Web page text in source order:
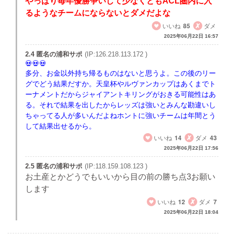
るようなチームにならないとダメだよな
いいね 85 ダメ
2025年06月22日 16:57
2.4 匿名の浦和サポ (IP:126.218.113.172 )
多分、お金以外持ち帰るものはないと思うよ。この後のリー
グでどう結果だすか。天皇杯やルヴァンカップはあくまでト
ーナメントだからジャイアントキリングがおきる可能性はあ
る。それで結果を出したからレッズは強いとみんな勘違いし
ちゃってる人が多いんだよねホントに強いチームは年間とう
して結果出せるから。
いいね 14 ダメ 43
2025年06月22日 17:56
2.5 匿名の浦和サポ (IP:118.159.108.123 )
お土産とかどうでもいいから目の前の勝ち点3お願い
します
いいね 12 ダメ 7
2025年06月22日 18:04